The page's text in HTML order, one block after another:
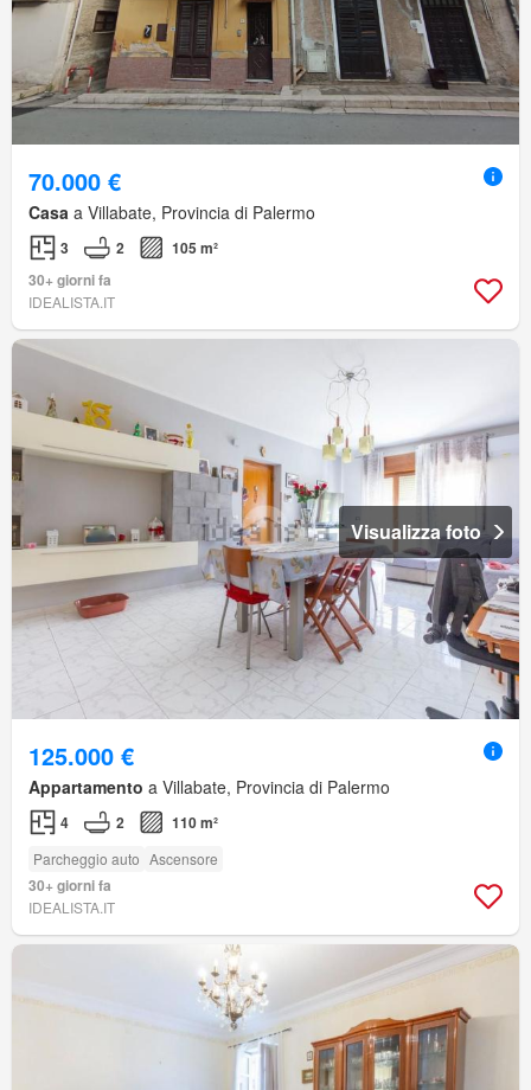
70.000 €
Casa a Villabate, Provincia di Palermo
3 2
105 m²
30+ giorni fa
IDEALISTA.IT
Visualizza foto
125.000 €
Appartamento a Villabate, Provincia di Palermo
4 2 110 m²
Parcheggio auto Ascensore
30+ giorni fa
IDEALISTA.IT